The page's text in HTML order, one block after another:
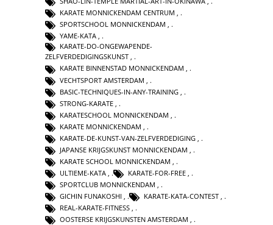
KARATE MONNICKENDAM CENTRUM ,
SPORTSCHOOL MONNICKENDAM ,
YAME-KATA ,
KARATE-DO-ONGEWAPENDE-
ZELFVERDEDIGINGSKUNST ,
KARATE BINNENSTAD MONNICKENDAM ,
VECHTSPORT AMSTERDAM
BASIC-TECHNIQUES-IN-ANY-TRAINING
STRONG-KARATE
KARATESCHOOL MONNICKENDAM
KARATE MONNICKENDAM
KARATE-DE-KUNST-VAN-ZELFVERDEDIGING
JAPANSE KRIJGSKUNST MONNICKENDAM
KARATE SCHOOL MONNICKENDAM
ULTIEME-KATA , KARATE-FOR-FREE ,
SPORTCLUB MONNICKENDAM ,
GICHIN FUNAKOSHI , KARATE-KATA-CONTEST ,
REAL-KARATE-FITNESS ,
OOSTERSE KRIJGSKUNSTEN AMSTERDAM ,